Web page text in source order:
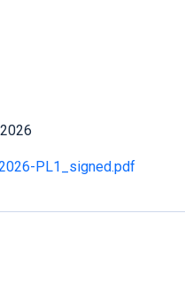
PL1_signed.pdf